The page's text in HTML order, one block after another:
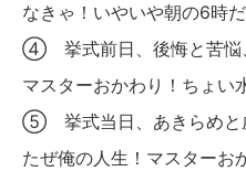
なきゃ！いやいや朝の6時だ
④ 挙式前日、後悔と苦悩
マスターおかわり！ちょい
⑤ 挙式当日、あきらめと
たぜ俺の人生！マスターお